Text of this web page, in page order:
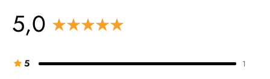
5,0
5 1